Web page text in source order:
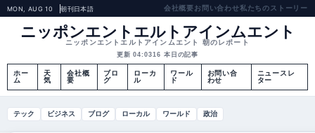
MON, AUG 10 朝刊日本語 会社概要お問い合わせ私たちのストーリー
ニッポンエントエルトアインムエント
ニッポンエントエルトアインムエント 朝のレポート
更新 04:0316 本日の記事
ホー
ム
天
気
会社概
要
ブロ
グ
ローカ
ル
ワール
ド
お問い合
わせ
ニュースレ
ター
テック ビジネス ブログ ローカル ワールド 政治